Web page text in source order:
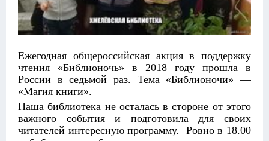
Ежегодная общероссийская акция в поддержку
чтения «Библионочь» в 2018 году прошла в
России в седьмой раз. Тема «Библионочи» —
«Магия книги».
Наша библиотека не осталась в стороне от этого
важного события и подготовила для своих
читателей интересную программу. Ровно в 18.00